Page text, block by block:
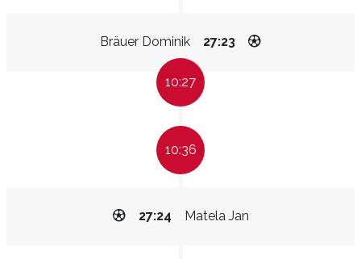
Bräuer Dominik 27:23
10:27
10:36
Matela Jan
27:24